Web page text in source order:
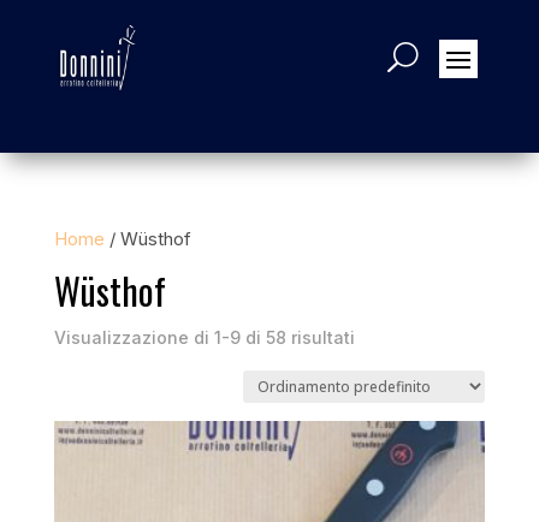
Home / Wüsthof
Wüsthof
Visualizzazione di 1-9 di 58 risultati